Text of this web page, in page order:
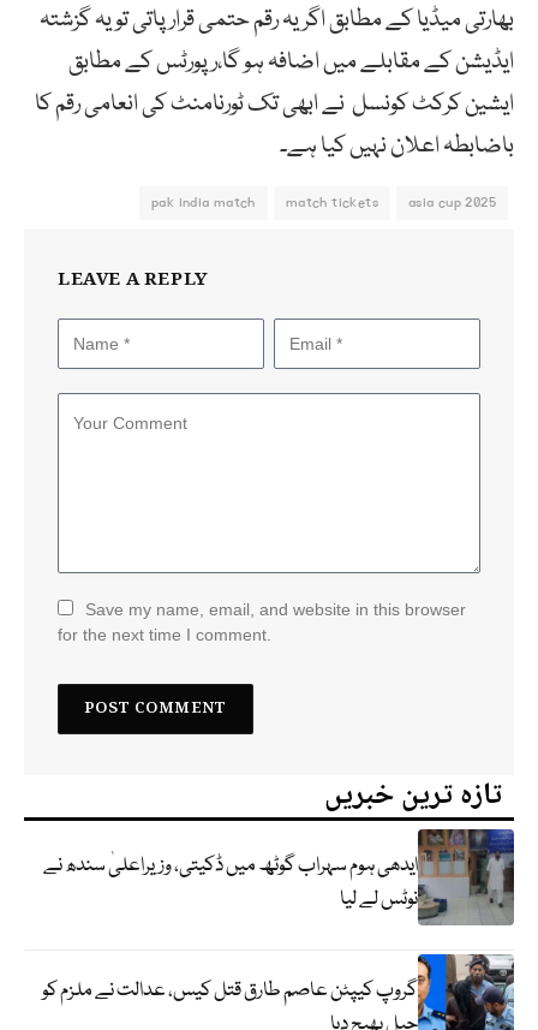
بھارتی میڈیا کے مطابق اگر یہ رقم حتمی قرار پاتی تو یہ گزشتہ
ایڈیشن کے مقابلے میں اضافہ ہو گا،رپورٹس کے مطابق
ایشین کرکٹ کونسل نے ابھی تک ٹورنامنٹ کی انعامی رقم کا
باضابطہ اعلان نہیں کیا ہے۔
asia cup 2025
match tickets
pak india match
LEAVE A REPLY
Save my name, email, and website in this browser
for the next time I comment.
تازہ ترین خبریں
ایدھی ہوم سہراب گوٹھ میں ڈکیتی، وزیراعلیٰ سندھ نے
نوٹس لے لیا
گروپ کیپٹن عاصم طارق قتل کیس، عدالت نے ملزم کو